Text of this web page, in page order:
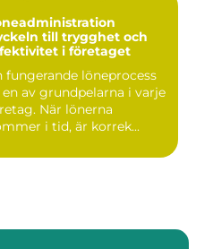
till trygghet och
i företaget
fungerande löneprocess
en av grundpelarna i varje
När lönerna
i tid, är korrek...